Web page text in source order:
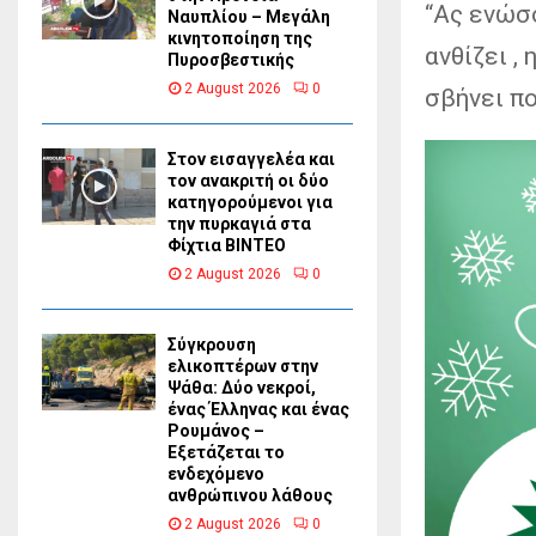
“Ας
ανθίζει ,
σβήνει
Ναυπλίου – Μεγάλη
κινητοποίηση της
Πυροσβεστικής
2 August 2026 0
Στον εισαγγελέα και
τον ανακριτή οι δύο
κατηγορούμενοι για
την πυρκαγιά στα
Φίχτια ΒΙΝΤΕΟ
2 August 2026 0
Σύγκρουση
ελικοπτέρων στην
Ψάθα: Δύο νεκροί,
ένας Έλληνας και ένας
Ρουμάνος –
Εξετάζεται το
ενδεχόμενο
ανθρώπινου λάθους
2 August 2026 0